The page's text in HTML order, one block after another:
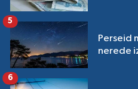
Perseid
nerede
5
6